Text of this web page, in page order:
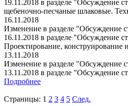
19.11.2018 в разделе "Обсуждение
щебеночно-песчаные шлаковые.
16.11.2018
Изменение в разделе "Обсуждение
16.11.2018 в разделе "Обсуждение
Проектирование, конструирование
13.11.2018
Изменение в разделе "Обсуждение
13.11.2018 в разделе "Обсуждение
Подробнее
Страницы: 1 2 3 4 5 След.